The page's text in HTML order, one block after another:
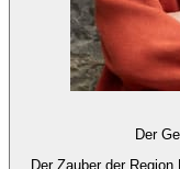
Der
Der Zauber der